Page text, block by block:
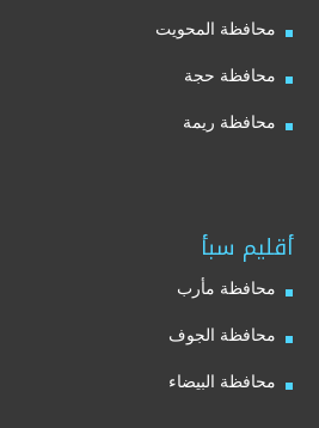
محافظة المحويت
محافظة حجة
محافظة ريمة
أقليم سبأ
محافظة مأرب
محافظة الجوف
محافظة البيضاء